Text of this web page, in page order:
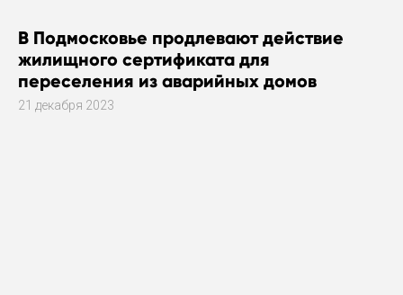
В Подмосковье продлевают действие
жилищного сертификата для
переселения из аварийных домов
21 декабря 2023